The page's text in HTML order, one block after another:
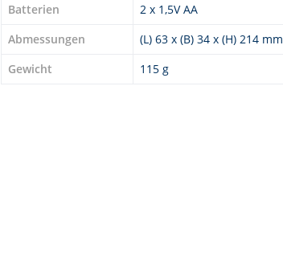
Batterien
2 x 1,5V AA
Abmessungen
(L) 63 x (B) 34 x (H) 214 mm
Gewicht
115 g